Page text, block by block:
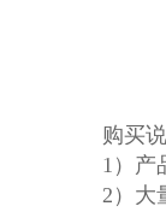
购买
1）产
2）大